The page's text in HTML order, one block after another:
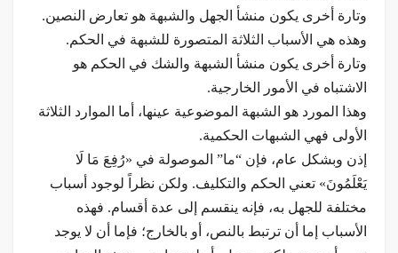
وتارة أخرى يكون منشأ الجهل والشبهة هو تعارض النصين.
وهذه هي الأسباب الثلاثة المتصورة للشبهة في الحكم.
وتارة أخرى يكون منشأ الشبهة والشك في الحكم هو
الاشتباه في الأمور الخارجية.
وهذا المورد هو الشبهة الموضوعية عينها، أما الموارد الثلاثة
الأولى فهي الشبهات الحكمية.
إذن وبشكل عام، فإن “ما” الموصولة في «رُفِعَ مَا لَا
يَعْلَمُونَ» تعني الحكم والتكليف. ولكن نظراً لوجود أسباب
مختلفة للجهل به، فإنه ينقسم إلى عدة أقسام. فهذه
الأسباب إما أن ترتبط بالنص، أو بالخارج؛ فإما أن لا يوجد